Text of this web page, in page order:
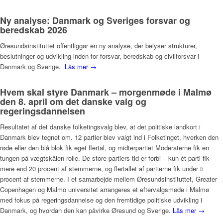
Ny analyse: Danmark og Sveriges forsvar og
beredskab 2026
Øresundsinstituttet offentliggør en ny analyse, der belyser strukturer,
beslutninger og udvikling inden for forsvar, beredskab og civilforsvar i
Danmark og Sverige. Läs mer →
Hvem skal styre Danmark – morgenmøde i Malmø
den 8. april om det danske valg og
regeringsdannelsen
Resultatet af det danske folketingsvalg blev, at det politiske landkort i
Danmark blev tegnet om. 12 partier blev valgt ind i Folketinget, hverken den
røde eller den blå blok fik eget flertal, og midterpartiet Moderaterne fik en
tungen-på-vægtskålen-rolle. De store partiers tid er forbi – kun ét parti fik
mere end 20 procent af stemmerne, og flertallet af partierne fik under ti
procent af stemmerne. I et samarbejde mellem Øresundsinstituttet, Greater
Copenhagen og Malmö universitet arrangeres et eftervalgsmøde i Malmø
med fokus på regeringsdannelse og den fremtidige politiske udvikling i
Danmark, og hvordan den kan påvirke Øresund og Sverige. Läs mer →